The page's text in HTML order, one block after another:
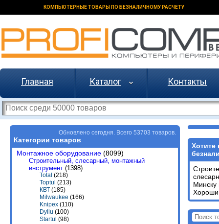
КОМПЬЮТЕРНЫЕ ТОВАРЫ ПО БЕЗНАЛИЧНОМУ РАСЧЕТУ
Главная Каталог Контакты
Обновлено сегодня. Всего 53703 товаров.
Категории товаров
Монтажное оборудование (8099)
Строительный, слесарный, монтажный
инструмент (1398)
Total (218)
Toptul (213)
КВТ (185)
Milwaukee (166)
Knipex (110)
Dyllu (100)
Startul (98)
Хотите
Минску